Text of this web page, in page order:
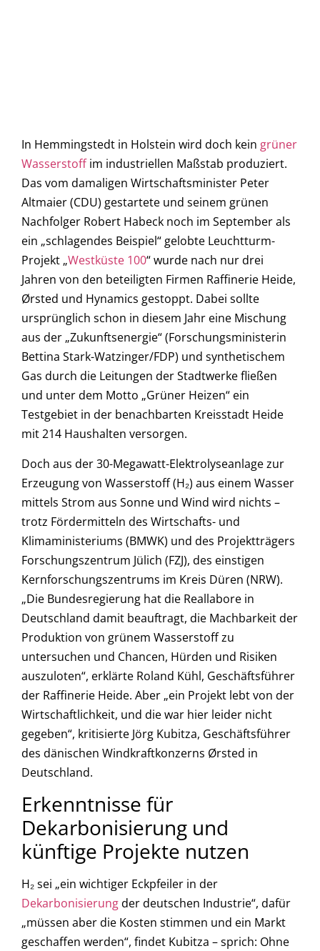
In Hemmingstedt in Holstein wird doch kein grüner
Wasserstoffim industriellen Maßstab produziert.
Das vom damaligen Wirtschaftsminister Peter
Altmaier (CDU) gestartete und seinem grünen
Nachfolger Robert Habeck noch im September als
ein „schlagendes Beispiel“ gelobte Leuchtturm-
Projekt „Westküste 100“ wurde nach nur drei
Jahren von den beteiligten Firmen Raffinerie Heide,
Ørsted und Hynamics gestoppt. Dabei sollte
ursprünglich schon in diesem Jahr eine Mischung
aus der „Zukunftsenergie“ (Forschungsministerin
Bettina Stark-Watzinger/FDP) und synthetischem
Gas durch die Leitungen der Stadtwerke fließen
und unter dem Motto „Grüner Heizen“ ein
Testgebiet in der benachbarten Kreisstadt Heide
mit 214 Haushalten versorgen.
Doch aus der 30-Megawatt-Elektrolyseanlage zur
Erzeugung von Wasserstoff (H₂) aus einem Wasser
mittels Strom aus Sonne und Wind wird nichts –
trotz Fördermitteln des Wirtschafts- und
Klimaministeriums (BMWK) und des Projektträgers
Forschungszentrum Jülich (FZJ), des einstigen
Kernforschungszentrums im Kreis Düren (NRW).
„Die Bundesregierung hat die Reallabore in
Deutschland damit beauftragt, die Machbarkeit der
Produktion von grünem Wasserstoff zu
untersuchen und Chancen, Hürden und Risiken
auszuloten“, erklärte Roland Kühl, Geschäftsführer
der Raffinerie Heide. Aber „ein Projekt lebt von der
Wirtschaftlichkeit, und die war hier leider nicht
gegeben“, kritisierte Jörg Kubitza, Geschäftsführer
des dänischen Windkraftkonzerns Ørsted in
Deutschland.
Erkenntnisse für
Dekarbonisierung und
künftige Projekte nutzen
H₂ sei „ein wichtiger Eckpfeiler in der
Dekarbonisierungder deutschen Industrie“, dafür
„müssen aber die Kosten stimmen und ein Markt
geschaffen werden“, findet Kubitza – sprich: Ohne